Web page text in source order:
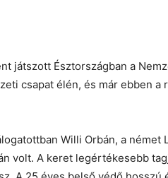
ját­szott Ész­t­or­szág­ban a
csa­pat élén, és már ebben a
Willi Orbán, a német
volt. A keret legértékesebb